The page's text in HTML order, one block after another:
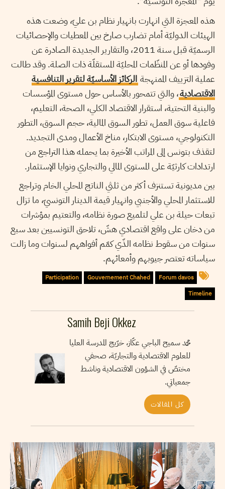
هذه المعجزة التي انهارت بانهيار نظام بن عليّ، وضعت هذه
الهيئات الدوليّة أمام تضارب صارخ بين المعطيات والإحصائيات
الرسميّة قبل سنة 2011، والتقارير الجديدة الصادرة عن
وفودها أو عن المنظّمات المحليّة المستقلّة ذات الصلة. وقد طالت
عملية التزييف الممنهجة الركائز الأساسيّة لتقرير التنافسية
الاقتصادية، والتي تتمحور بالأساس حول مستوى المؤسسات
والبنية التحتية، استقرار الاقتصاد الكلي، الصحة، التعليم،
فاعلية سوق العمل، تطور السوق المالية، حجم السوق، التطور
التكنولوجي، مستوى الابتكار، مناخ الأعمال ومدى التجديد.
لتقذف بتونس إلى المراتب الأخيرة بما يحمله هذا التراجع من
ارتدادات كارثيّة على المستوى المالي والتجاري ونوايا الإستثمار.
بين مديونية تستنزف أكثر من ثلثي الناتج المحلي الخام وتراجع
للاستثمار المحلي والأجنبي وانهيار قيمة الدينار التونسيّ، ما تزال
تبعات حيلة بن علي لتلميع صورة نظامه، والتعتيم بمؤشرات
من دخان على واقع اقتصادي هشّ، تلاحق التونسيين بعد سبع
سنوات من سقوط نظامه الذّي كمّم أفواههم لسنوات وما زالت
سياساته تعتصر جيوبهم وأمعائهم.
Forum davos
Gouvernement Chahed
Participation
Timeline
Samih Beji Okkez
محمد سميح الباجي عكّاز، خرّيج المدرسة العليا
للعلوم الاقتصادية والتجاريّة، صحفي
مختصّ في الشؤون الاقتصادية وناشط
جمعياتي.
كل المقالات